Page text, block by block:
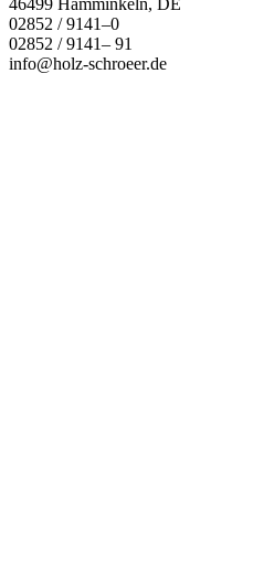
02852 / 9141–0
02852 / 9141– 91
info@holz-schroeer.de